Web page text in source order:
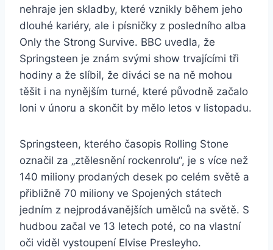
nehraje jen skladby, které vznikly během jeho
dlouhé kariéry, ale i písničky z posledního alba
Only the Strong Survive. BBC uvedla, že
Springsteen je znám svými show trvajícími tři
hodiny a že slíbil, že diváci se na ně mohou
těšit i na nynějším turné, které původně začalo
loni v únoru a skončit by mělo letos v listopadu.
Springsteen, kterého časopis Rolling Stone
označil za „ztělesnění rockenrolu“, je s více než
140 miliony prodaných desek po celém světě a
přibližně 70 miliony ve Spojených státech
jedním z nejprodávanějších umělců na světě. S
hudbou začal ve 13 letech poté, co na vlastní
oči viděl vystoupení Elvise Presleyho.